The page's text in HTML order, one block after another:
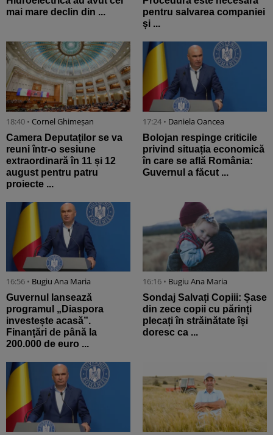
mai mare declin din ...
pentru salvarea companiei
și ...
18:40 • Cornel Ghimeșan
Camera Deputaților se va
reuni într-o sesiune
extraordinară în 11 și 12
august pentru patru
proiecte ...
17:24 • Daniela Oancea
Bolojan respinge criticile
privind situația economică
în care se află România:
Guvernul a făcut ...
16:56 • Bugiu ⁠Ana Maria
Guvernul lansează
programul „Diaspora
investește acasă”.
Finanțări de până la
200.000 de euro ...
16:16 • Bugiu ⁠Ana Maria
Sondaj Salvați Copiii: Șase
din zece copii cu părinți
plecați în străinătate își
doresc ca ...